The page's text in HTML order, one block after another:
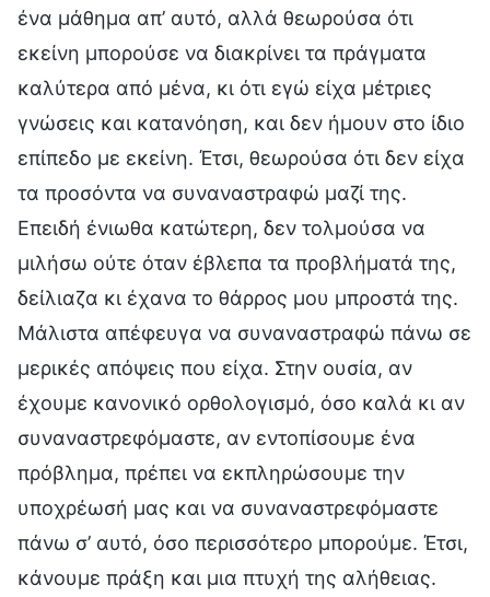
ένα μάθημα απ’ αυτό, αλλά θεωρούσα ότι
εκείνη μπορούσε να διακρίνει τα πράγματα
καλύτερα από μένα, κι ότι εγώ είχα μέτριες
γνώσεις και κατανόηση, και δεν ήμουν στο ίδιο
επίπεδο με εκείνη. Έτσι, θεωρούσα ότι δεν είχα
τα προσόντα να συναναστραφώ μαζί της.
Επειδή ένιωθα κατώτερη, δεν τολμούσα να
μιλήσω ούτε όταν έβλεπα τα προβλήματά της,
δείλιαζα κι έχανα το θάρρος μου μπροστά της.
Μάλιστα απέφευγα να συναναστραφώ πάνω σε
μερικές απόψεις που είχα. Στην ουσία, αν
έχουμε κανονικό ορθολογισμό, όσο καλά κι αν
συναναστρεφόμαστε, αν εντοπίσουμε ένα
πρόβλημα, πρέπει να εκπληρώσουμε την
υποχρέωσή μας και να συναναστρεφόμαστε
πάνω σ’ αυτό, όσο περισσότερο μπορούμε. Έτσι,
κάνουμε πράξη και μια πτυχή της αλήθειας.